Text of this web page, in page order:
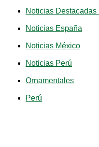
Noticias Destacadas
Noticias España
Noticias México
Noticias Perú
Ornamentales
Perú